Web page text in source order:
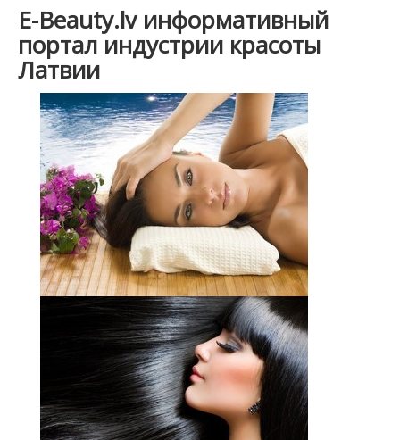
E-Beauty.lv информативный
портал индустрии красоты
Латвии